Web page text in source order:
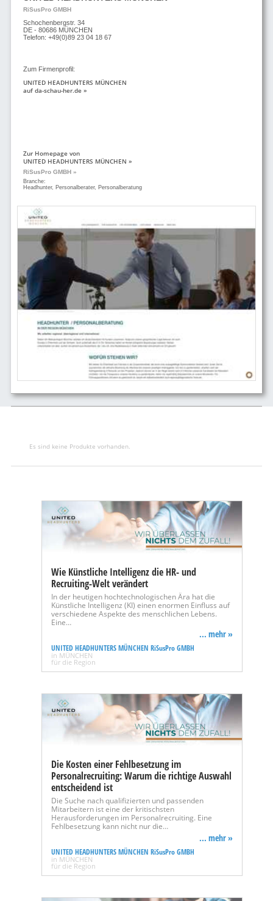
RiSusPro GMBH
Schochenbergstr. 34
DE - 80686 MÜNCHEN
Telefon: +49(0)89 23 04 18 67
Zum Firmenprofil:
UNITED HEADHUNTERS MÜNCHEN
auf da-schau-her.de »
Zur Homepage von
UNITED HEADHUNTERS MÜNCHEN »
RiSusPro GMBH »
Branche:
Headhunter, Personalberater, Personalberatung
Es sind keine Produkte vorhanden.
Wie Künstliche Intelligenz die HR- und
Recruiting-Welt verändert
In der heutigen hochtechnologischen Ära hat die
Künstliche Intelligenz (KI) einen enormen Einfluss auf
verschiedene Aspekte des menschlichen Lebens.
Eine…
... mehr »
UNITED HEADHUNTERS MÜNCHEN RiSusPro GMBH
in MÜNCHEN
für die Region
Die Kosten einer Fehlbesetzung im
Personalrecruiting: Warum die richtige Auswahl
entscheidend ist
Die Suche nach qualifizierten und passenden
Mitarbeitern ist eine der kritischsten
Herausforderungen im Personalrecruiting. Eine
Fehlbesetzung kann nicht nur die…
... mehr »
UNITED HEADHUNTERS MÜNCHEN RiSusPro GMBH
in MÜNCHEN
für die Region